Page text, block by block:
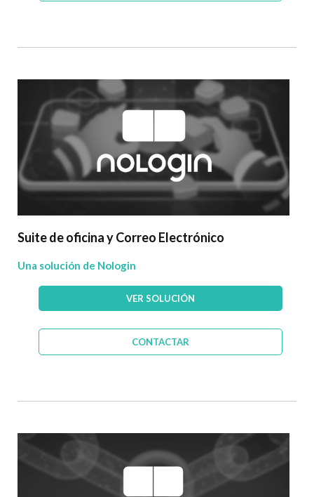
Suite de oficina y Correo Electrónico
Una solución de Nologin
VER SOLUCIÓN
CONTACTAR